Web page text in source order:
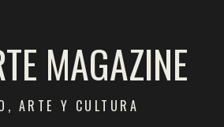
MAGAZINE
ARTE Y CULTURA